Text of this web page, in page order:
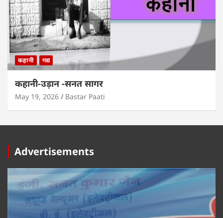
कहानी गद्य
कहानी-उड़ान -सनत सागर
May 19, 2026 Bastar Paati
Advertisements